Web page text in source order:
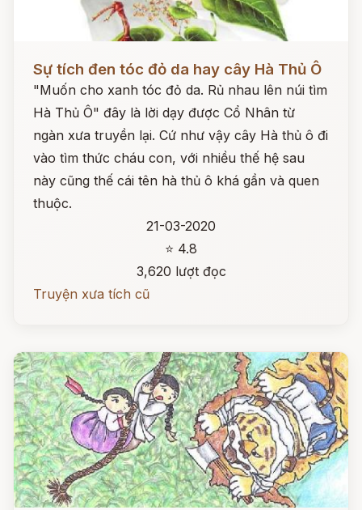
Sự tích đen tóc đỏ da hay cây Hà Thủ Ô
"Muốn cho xanh tóc đỏ da. Rủ nhau lên núi tìm
Hà Thủ Ô" đây là lời dạy được Cổ Nhân từ
ngàn xưa truyền lại. Cứ như vậy cây Hà thủ ô đi
vào tìm thức cháu con, với nhiều thế hệ sau
này cũng thế cái tên hà thủ ô khá gần và quen
thuộc.
21-03-2020
⭐ 4.8
3,620 lượt đọc
Truyện xưa tích cũ